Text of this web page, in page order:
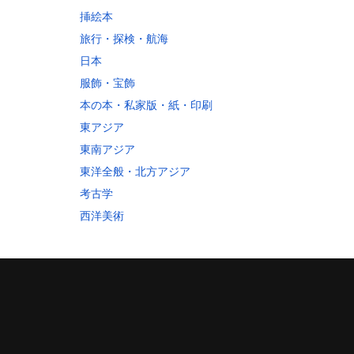
挿絵本
旅行・探検・航海
日本
服飾・宝飾
本の本・私家版・紙・印刷
東アジア
東南アジア
東洋全般・北方アジア
考古学
西洋美術